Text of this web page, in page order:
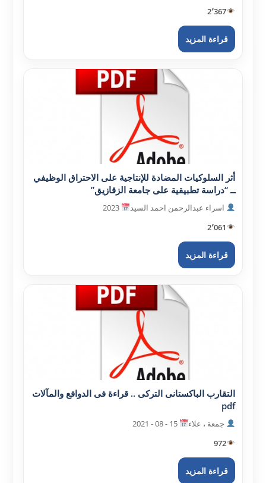
2٬367
قراءة المزيد
أثر السلوکيات المضادة للإنتاجية على الاحتراق الوظيفي
ــ “دراسة تطبيقية على جامعة الزقازيق”
اسراء عبدالرحمن احمد السيد
2٬061
قراءة المزيد
التقارب الباکستانى الترکى .. قراءة فى الدوافع والمآلات
pdf
جمعة ، علاء
972
قراءة المزيد